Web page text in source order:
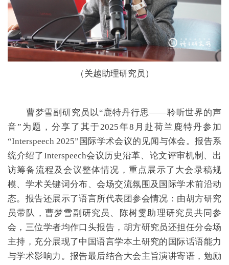
（关越助理研究员）
曹梦雪副研究员以“鹿特丹行思——聆听世界的声
音”为题，分享了其于2025年8月赴荷兰鹿特丹参加
“Interspeech 2025”国际学术会议的见闻与体会。报告系
统介绍了Interspeech会议历史沿革、论文评审机制、出
访筹备流程及会议整体情况，重点展示了大会录稿规
模、学术关键词分布、会场交流氛围及国际学术前沿动
态。报告还展示了语言所代表团参会情况：由胡方研究
员带队，曹梦雪副研究员、陈树雯助理研究员共同参
会，三位学者均作口头报告，胡方研究员还担任分会场
主持，充分展现了中国语言学本土研究的国际话语能力
与学术影响力。报告最后结合大会主旨演讲寄语，勉励